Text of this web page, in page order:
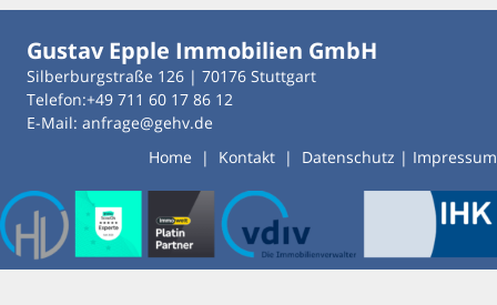
Gustav Epple Immobilien GmbH
Silberburgstraße 126 | 70176 Stuttgart
Telefon:+49 711 60 17 86 12
E-Mail: anfrage@gehv.de
Home | Kontakt | Datenschutz | Impressum